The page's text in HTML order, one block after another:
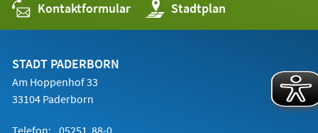
Kontaktformular Stadtplan
(Öffnet
in
einem
STADT PADERBORN
Am Hoppenhof 33
33104 Paderborn
Telefon: 05251 88-0